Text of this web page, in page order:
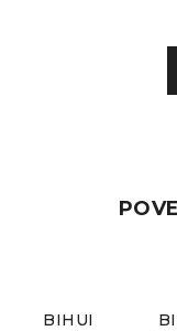
BIHUI